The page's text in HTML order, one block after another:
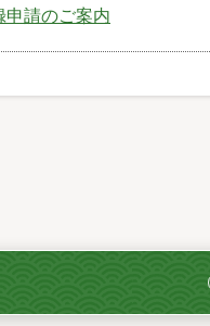
申請のご案内